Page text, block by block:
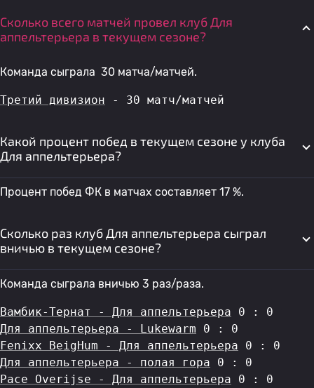
Сколько всего матчей провел клуб Для
аппельтерьера в текущем сезоне?
Команда сыграла 30 матча/матчей.
Третий дивизион - 30 матч/матчей
Какой процент побед в текущем сезоне у клуба
Для аппельтерьера?
Процент побед ФК в матчах составляет 17 %.
Сколько раз клуб Для аппельтерьера сыграл
вничью в текущем сезоне?
Команда сыграла вничью 3 раз/раза.
Вамбик-Тернат - Для аппельтерьера 0 : 0
Для аппельтерьера - Lukewarm 0 : 0
Fenixx BeigHum - Для аппельтерьера 0 : 0
Для аппельтерьера - полая гора 0 : 0
Pace Overijse - Для аппельтерьера 0 : 0